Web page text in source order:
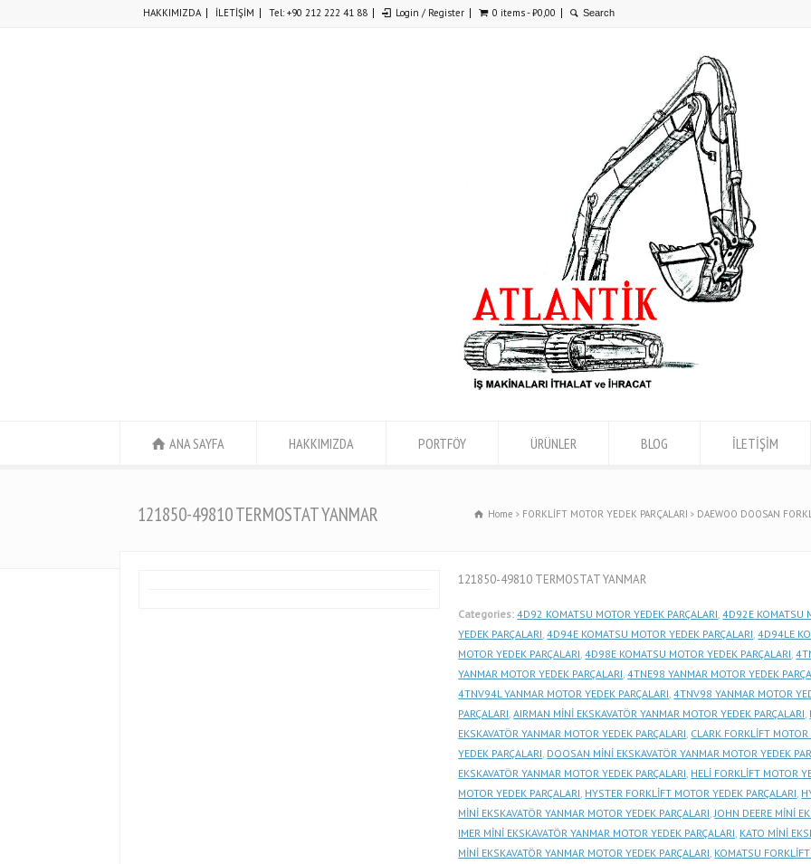
HAKKIMIZDA İLETİŞİM Tel: +90 212 222 41 88 Login / Register 0 items -₺0,00
ANA SAYFA HAKKIMIZDA PORTFÖY ÜRÜNLER BLOG İLETİŞİM
121850-49810 TERMOSTAT YANMAR Home FORKLİFT MOTOR YEDEK PARÇALARI DAEWOO DOOSAN
121850-49810 TERMOSTAT YANMAR
Categories: 4D92 KOMATSU MOTOR YEDEK PARÇALARI,4D92E KOMATSU
YEDEK PARÇALARI,4D94E KOMATSU MOTOR YEDEK PARÇALARI,4D94LE
MOTOR YEDEK PARÇALARI,4D98E KOMATSU MOTOR YEDEK PARÇALARI,
YANMAR MOTOR YEDEK PARÇALARI,4TNE98 YANMAR MOTOR YEDEK
4TNV94L YANMAR MOTOR YEDEK PARÇALARI,4TNV98 YANMAR MOTOR
PARÇALARI,AIRMAN MİNİ EKSKAVATÖR YANMAR MOTOR YEDEK PARÇALARI,
EKSKAVATÖR YANMAR MOTOR YEDEK PARÇALARI, CLARK FORKLİFT MOTOR
YEDEK PARÇALARI, DOOSAN MİNİ EKSKAVATÖR YANMAR MOTOR YEDEK
EKSKAVATÖR YANMAR MOTOR YEDEK PARÇALARI, HELİ FORKLİFT MOTOR
MOTOR YEDEK PARÇALARI, HYSTER FORKLİFT MOTOR YEDEK PARÇALARI,
MİNİ EKSKAVATÖR YANMAR MOTOR YEDEK PARÇALARI,JOHN DEERE MİNİ
IMER MİNİ EKSKAVATÖR YANMAR MOTOR YEDEK PARÇALARI, KATO MİNİ
MİNİ EKSKAVATÖR YANMAR MOTOR YEDEK PARÇALARI, KOMATSU